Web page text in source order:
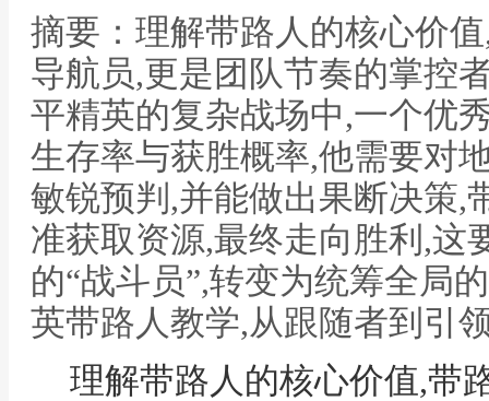
摘要：理解带路人的核心价
导航员,更是团队节奏的掌控
平精英的复杂战场中,一个优
生存率与获胜概率,他需要对
敏锐预判,并能做出果断决策,
准获取资源,最终走向胜利,这
的“战斗员”,转变为统筹全局
英带路人教学,从跟随者到引
理解带路人的核心价值,带